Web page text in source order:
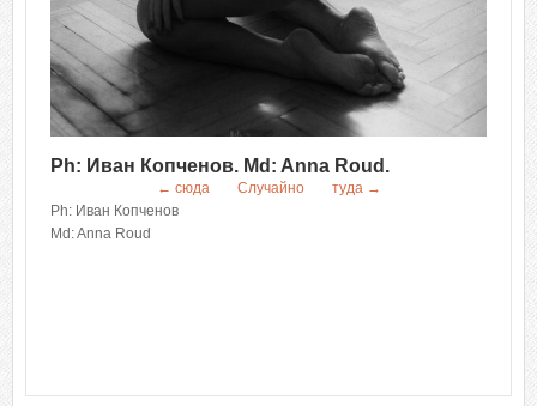
Ph: Иван Копченов. Md: Anna Roud.
← сюда Случайно
туда →
Ph: Иван Копченов
Md: Anna Roud